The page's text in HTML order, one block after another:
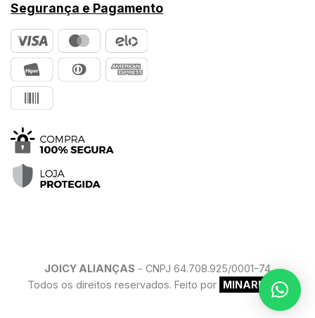
Segurança e Pagamento
JOICY ALIANÇAS - CNPJ 64.708.925/0001-74
Todos os direitos reservados. Feito por MINARELLO